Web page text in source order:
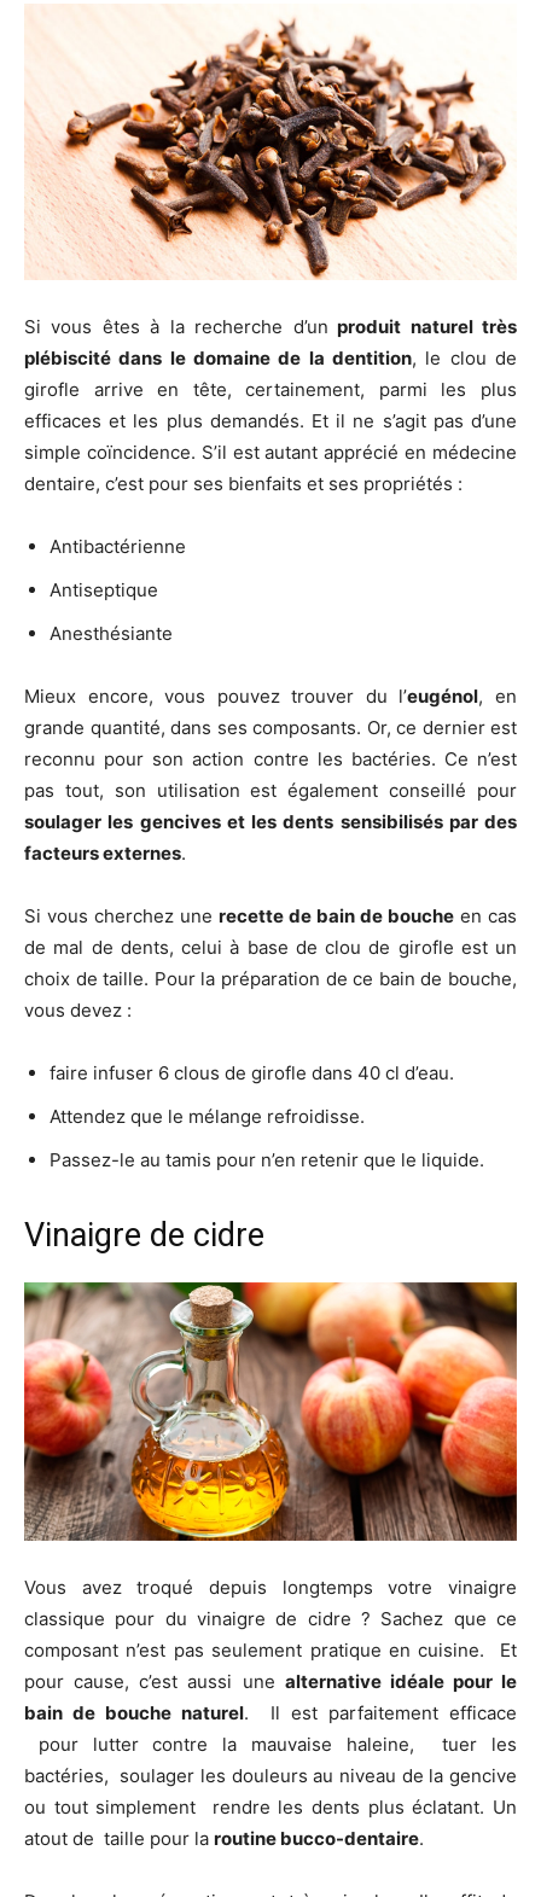
Si vous êtes à la recherche d’un produit naturel très
plébiscité dans le domaine de la dentition, le clou de
girofle arrive en tête, certainement, parmi les plus
efficaces et les plus demandés. Et il ne s’agit pas d’une
simple coïncidence. S’il est autant apprécié en médecine
dentaire, c’est pour ses bienfaits et ses propriétés :
Antibactérienne
Antiseptique
Anesthésiante
Mieux encore, vous pouvez trouver du l’eugénol, en
grande quantité, dans ses composants. Or, ce dernier est
reconnu pour son action contre les bactéries. Ce n’est
pas tout, son utilisation est également conseillé pour
soulager les gencives et les dents sensibilisés par des
facteurs externes.
Si vous cherchez une recette de bain de bouche en cas
de mal de dents, celui à base de clou de girofle est un
choix de taille. Pour la préparation de ce bain de bouche,
vous devez :
faire infuser 6 clous de girofle dans 40 cl d’eau.
Attendez que le mélange refroidisse.
Passez-le au tamis pour n’en retenir que le liquide.
Vinaigre de cidre
Vous avez troqué depuis longtemps votre vinaigre
classique pour du vinaigre de cidre ? Sachez que ce
composant n’est pas seulement pratique en cuisine. Et
pour cause, c’est aussi une alternative idéale pour le
bain de bouche naturel. Il est parfaitement efficace
pour lutter contre la mauvaise haleine, tuer les
bactéries, soulager les douleurs au niveau de la gencive
ou tout simplement rendre les dents plus éclatant. Un
atout de taille pour la routine bucco-dentaire.